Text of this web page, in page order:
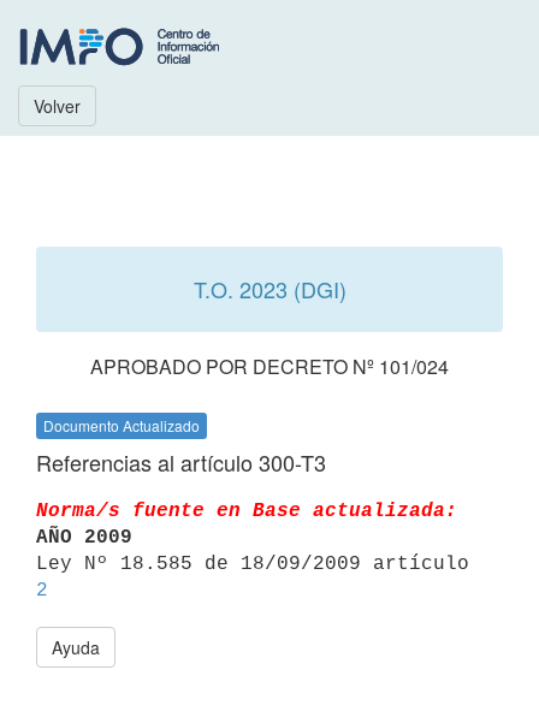
Volver
T.O. 2023 (DGI)
APROBADO POR DECRETO Nº 101/024
Documento Actualizado
Referencias al artículo 300-T3
Norma/s fuente en Base actualizada:
AÑO 2009
2
Ayuda